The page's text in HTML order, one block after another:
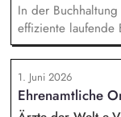
In der
effiziente laufende
bearbeitest
wickelst den
und
Zudem
1. Juni 2026
Ehrenamtliche